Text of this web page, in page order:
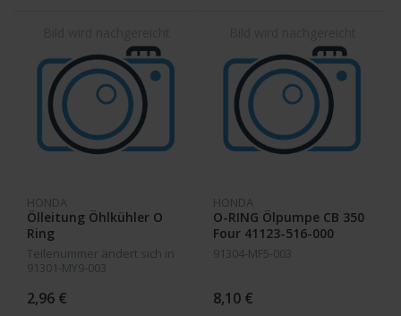
HONDA
Ölleitung Öhlkühler O
Ring
Teilenummer ändert sich in
91301-MY9-003
2,96 €
HONDA
O-RING Ölpumpe CB 350
Four 41123-516-000
91304-MF5-003
8,10 €